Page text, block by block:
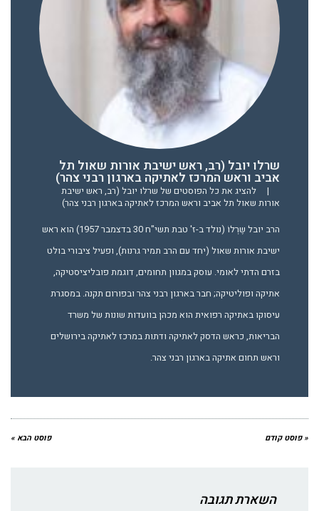
שרלו יובל (רב, ראש ישיבת אורות שאול תל
אביב וראש המרכז לאתיקה בארגון רבני צהר)
|
להציג את כל הפוסטים של שרלו יובל (רב, ראש ישיבת
אורות שאול תל אביב וראש המרכז לאתיקה בארגון רבני צהר)
הרב יובל שֶרְלוֹ (נולד ב-ז' טבת תשי"ח 30 בדצמבר 1957) הוא ראש
ישיבת אורות שאול (יחד עם הרב תמיר גרנות), ופעיל ציבורי בולט
בזרם הדתי לאומי. עוסק במגוון תחומים, דוגמת פובליציסטיקה,
אתיקה ופוליטיקה; חבר בארגון רבני צהר ובפורום תקנה. במסגרת
עיסוקו באתיקה רפואית הוא מכהן בוועדות שונות של משרד
הבריאות, כראש הדסק לאתיקה ודתות במרכז לאתיקה בירושלים
וראש תחום אתיקה בארגון רבני צהר.
« פוסט קודם פוסט הבא »
השארת תגובה